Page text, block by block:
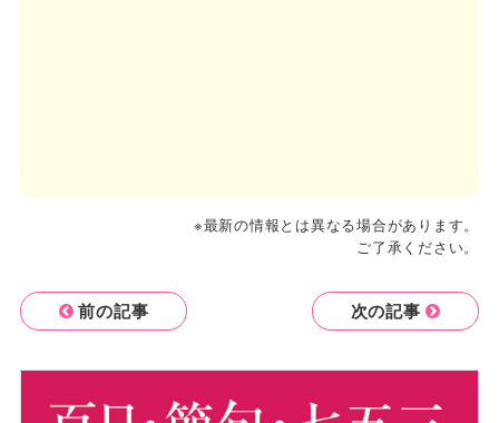
※最新の情報とは異なる場合があります。
ご了承ください。
前の記事 次の記事